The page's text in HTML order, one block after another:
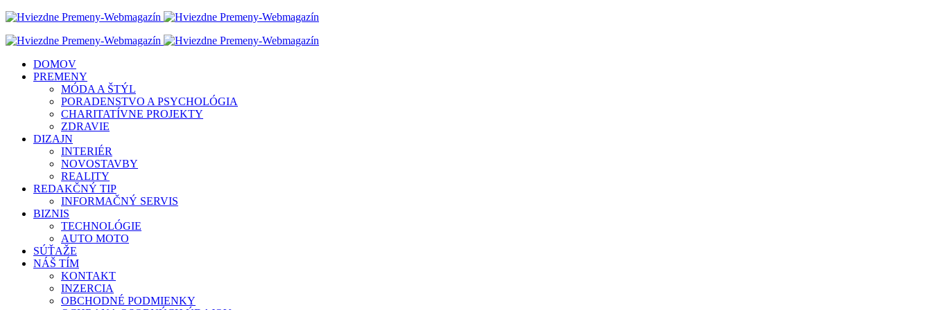
DOMOV
PREMENY
MÓDA A ŠTÝL
PORADENSTVO A PSYCHOLÓGIA
CHARITATÍVNE PROJEKTY
ZDRAVIE
DIZAJN
INTERIÉR
NOVOSTAVBY
REALITY
REDAKČNÝ TIP
INFORMAČNÝ SERVIS
BIZNIS
TECHNOLÓGIE
AUTO MOTO
SÚŤAŽE
NÁŠ TÍM
KONTAKT
INZERCIA
OBCHODNÉ PODMIENKY